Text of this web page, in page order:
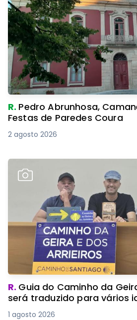
R. Pedro Abrunhosa,
Festas de Paredes Coura
2 agosto 2026
R. Guia do Caminho da
será traduzido para vários
1 agosto 2026